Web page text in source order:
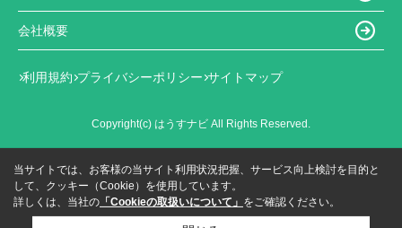
会社概要
利用規約 プライバシーポリシー サイトマップ
Copyright(c) はうすナビ All Rights Reserved.
当サイトでは、お客様の当サイト利用状況把握、サービス向上検討を目的と
して、クッキー（Cookie）を使用しています。
詳しくは、当社の 「Cookieの取扱いについて」 をご確認ください。